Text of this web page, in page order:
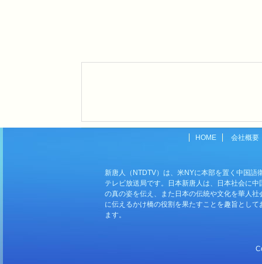
HOME 会社概要
新唐人（NTDTV）は、米NYに本部を置く中国語
テレビ放送局です。日本新唐人は、日本社会に中
の真の姿を伝え、また日本の伝統や文化を華人社
に伝えるかけ橋の役割を果たすことを趣旨として
ます。